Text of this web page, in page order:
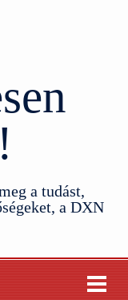
a tudást,
a DXN